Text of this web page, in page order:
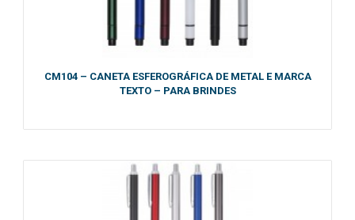
CM104 – CANETA ESFEROGRÁFICA DE METAL E MARCA
TEXTO – PARA BRINDES